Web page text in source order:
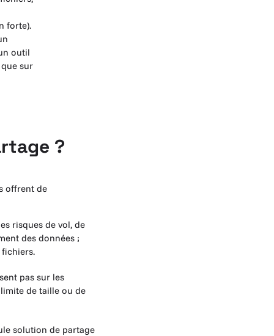
forte).
outil
sur
?
offrent de
risques de vol, de
des données ;
pas sur les
de taille ou de
solution de partage